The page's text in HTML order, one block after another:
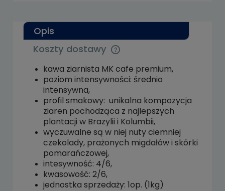
Opis
Koszty dostawy
Cena nie zawiera ewentualnych kosztów
płatności
kawa ziarnista MK cafe premium,
poziom intensywności: średnio
intensywna,
profil smakowy: unikalna kompozycja
ziaren pochodząca z najlepszych
plantacji w Brazylii i Kolumbii,
wyczuwalne są w niej nuty ciemniej
czekolady, prażonych migdałów i skórki
pomarańczowej,
intesywność: 4/6,
kwasowość: 2/6,
jednostka sprzedaży: 1op. (1kg)